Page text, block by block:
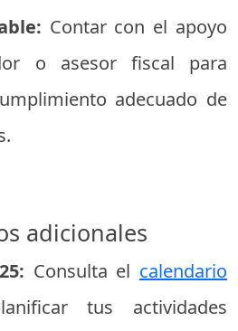
Contar con el apoyo
o asesor fiscal para
adecuado de
adicionales
Consulta el calendario
tus actividades